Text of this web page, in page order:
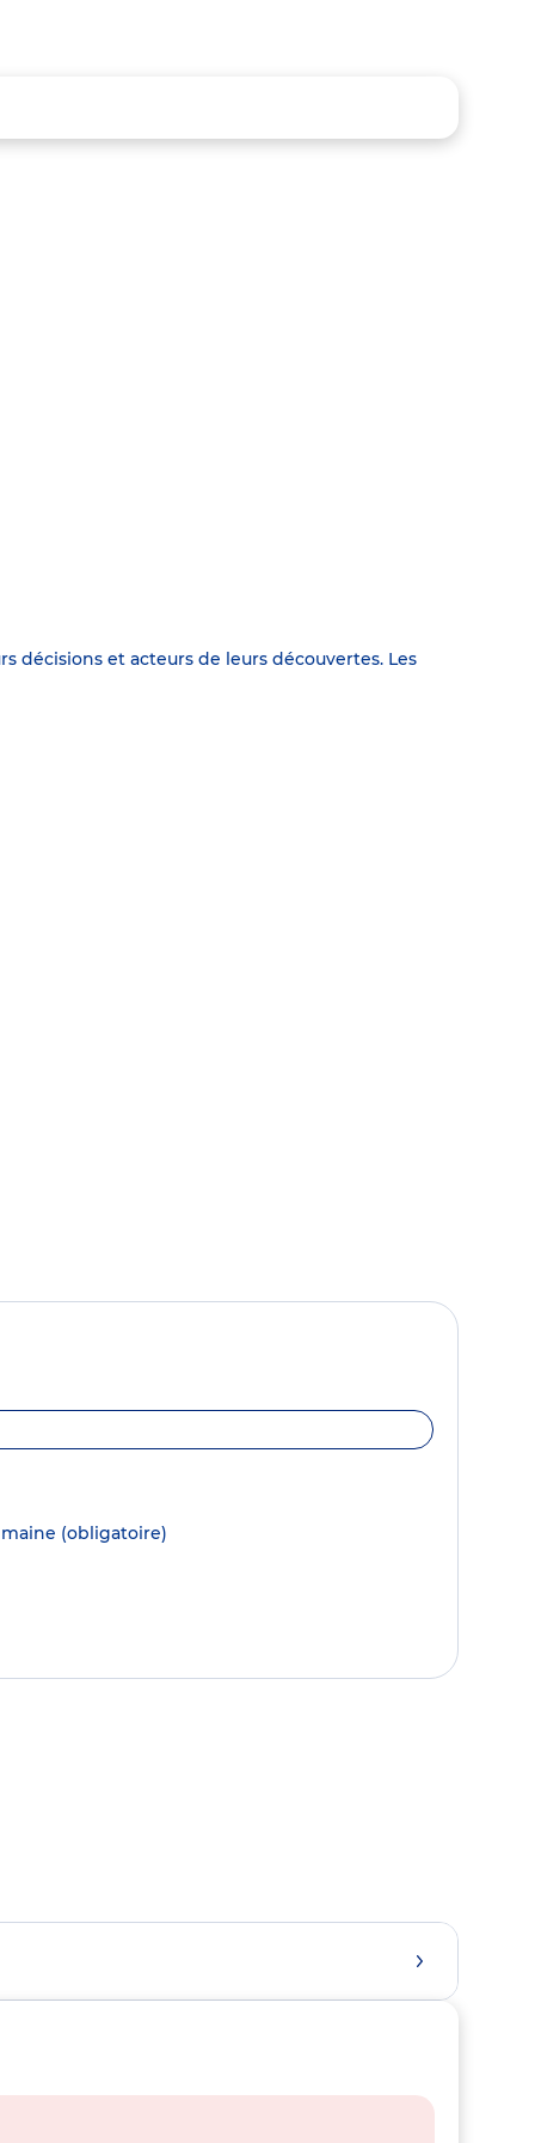
décisions et acteurs de leurs découvertes. Les
(obligatoire)